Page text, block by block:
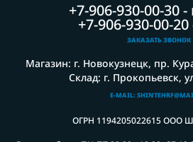
+7-906-930-00-30
+7-906-930-00-
ЗАКАЗАТЬ ЗВОНОК
Магазин: г. Новокузнецк, пр.
Склад: г. Прокопьевск,
E-MAIL:
ОГРН 1194205022615 ООО